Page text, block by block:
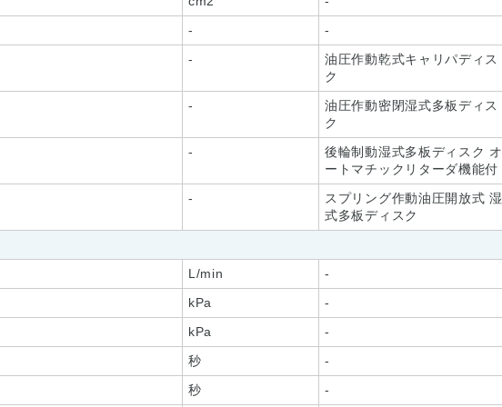
-
-
-
油圧作動乾式キャリパディス
ク
-
油圧作動密閉湿式多板ディス
ク
-
後輪制動湿式多板ディスク オ
ートマチックリターダ機能付
-
スプリング作動油圧開放式 湿
式多板ディスク
L/min
-
kPa
-
kPa
-
秒
-
秒 -